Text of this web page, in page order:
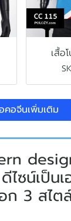
เสื้อ
คอจีนเพิ่มเติม
ดีไซน์เป็
ก 3 สไต